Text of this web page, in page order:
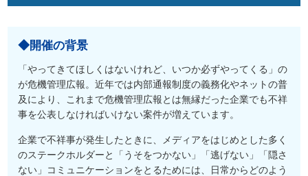
◆開催の背景
「やってきてほしくはないけれど、いつか必ずやってくる」の
が危機管理広報。近年では内部通報制度の義務化やネットの普
及により、これまで危機管理広報とは無縁だった企業でも不祥
事を公表しなければいけない案件が増えています。
企業で不祥事が発生したときに、メディアをはじめとした多く
のステークホルダーと「うそをつかない」「逃げない」「隠さ
ない」コミュニケーションをとるためには、日常からどのよう